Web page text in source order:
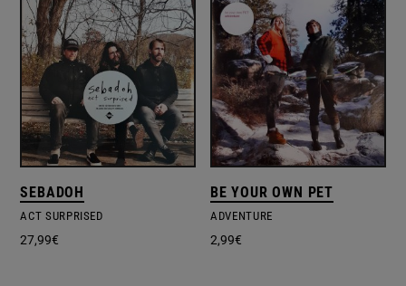
SEBADOH
ACT SURPRISED
27,99€
BE YOUR OWN PET
ADVENTURE
2,99€